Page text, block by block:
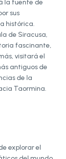
la fuente de
sus
histórica.
de Siracusa,
fascinante,
visitará el
antiguos de
de la
Taormina.
explorar el